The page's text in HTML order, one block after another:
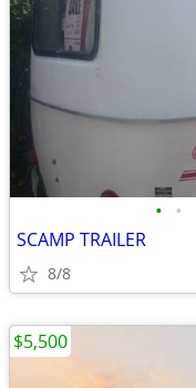
• •
SCAMP TRAILER
8/8
$5,500